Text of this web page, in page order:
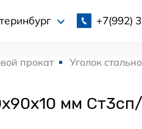
+7(992)
прокат
Уголок
мм